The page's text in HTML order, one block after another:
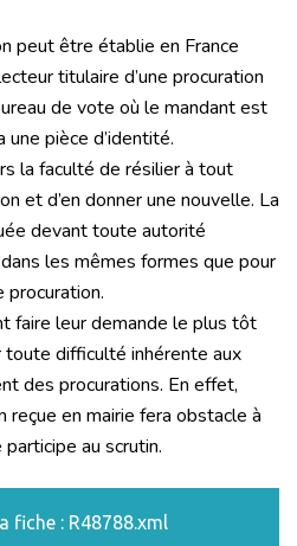
peut être établie en France
titulaire d’une procuration
de vote où le mandant est
pièce d’identité.
la faculté de résilier à tout
et d’en donner une nouvelle. La
devant toute autorité
les mêmes formes que pour
procuration.
faire leur demande le plus tôt
toute difficulté inhérente aux
des procurations. En effet,
reçue en mairie fera obstacle à
au scrutin.
fiche : R48788.xml